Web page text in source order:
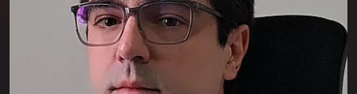
inscrito a OAB/MG sob o nº 135.645,
graduado pela Universidade Federal de
Uberlândia, com especialização em
Advocacia Cível pela Universidade FUMEC,
atua como advogado em causas cíveis,